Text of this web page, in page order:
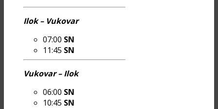
Ilok – Vukovar
07:00 SN
11:45 SN
Vukovar – Ilok
06:00 SN
10:45 SN